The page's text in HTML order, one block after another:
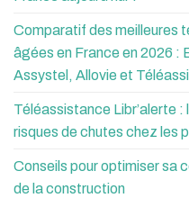
Comparatif des meilleures
âgées en France en 2026 :
Assystel, Allovie et
Téléassistance Libr’alerte :
risques de chutes chez les
Conseils pour optimiser sa
de la construction